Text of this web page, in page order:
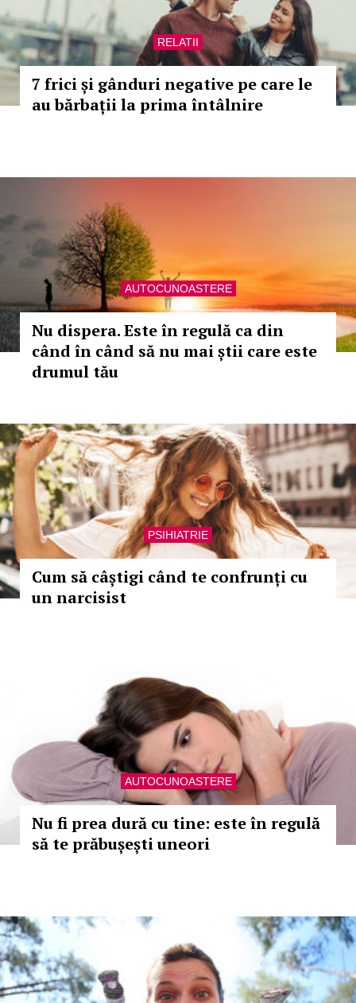
RELATII
7 frici și gânduri negative pe care le
au bărbații la prima întâlnire
AUTOCUNOASTERE
Nu dispera. Este în regulă ca din
când în când să nu mai știi care este
drumul tău
PSIHIATRIE
Cum să câștigi când te confrunți cu
un narcisist
AUTOCUNOASTERE
Nu fi prea dură cu tine: este în regulă
să te prăbușești uneori